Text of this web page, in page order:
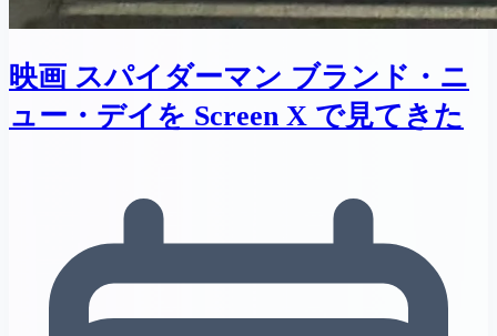
映画 スパイダーマン ブランド・ニ
ュー・デイを Screen X で見てきた